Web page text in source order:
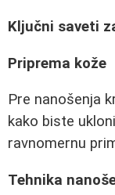
Ključni saveti
Priprema kože
Pre nanošenja
kako biste
ravnomernu
Tehnika